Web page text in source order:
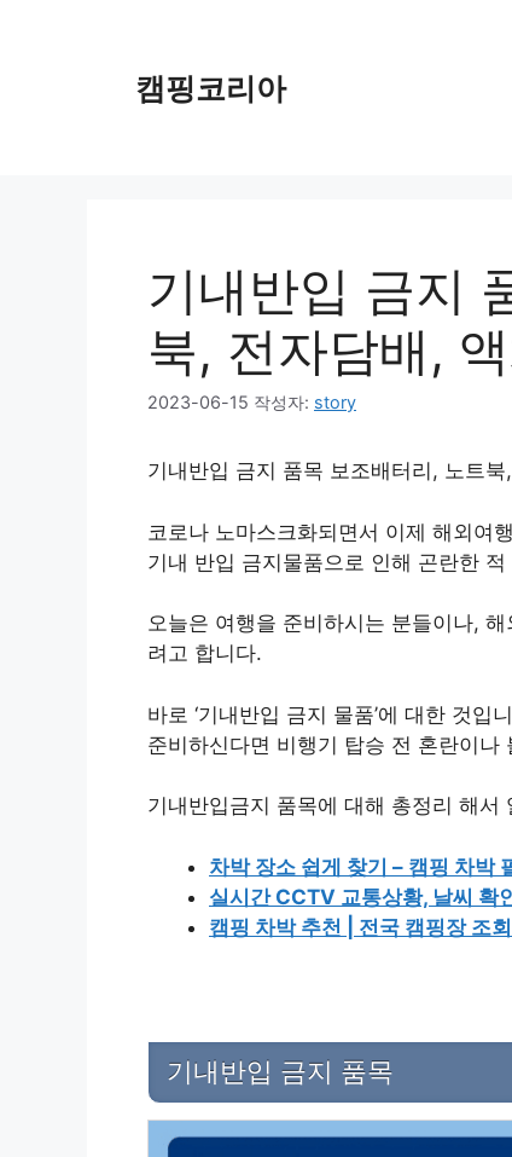
캠핑코리아
기내반입 금지
북, 전자담배,
2023-06-15 작성자: story
기내반입 금지 품목 보조배터리, 노트
코로나 노마스크화되면서 이제 해외여
기내 반입 금지물품으로 인해 곤란한
오늘은 여행을 준비하시는 분들이나,
려고 합니다.
바로 ‘기내반입 금지 물품’에 대한 것
준비하신다면 비행기 탑승 전 혼란이
기내반입금지 품목에 대해 총정리 해서
차박 장소 쉽게 찾기 – 캠핑 차박
실시간 CCTV 교통상황, 날씨 확
캠핑 차박 추천 | 전국 캠핑장 조
기내반입 금지 품목